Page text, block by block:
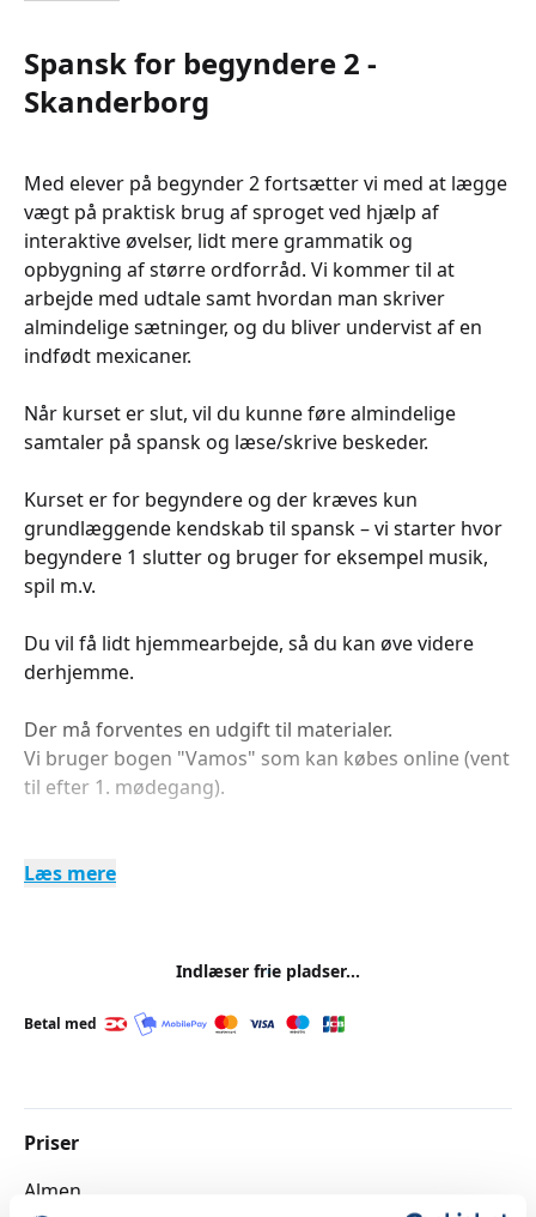
Spansk for begyndere 2 -
Skanderborg
Med elever på begynder 2 fortsætter vi med at lægge
vægt på praktisk brug af sproget ved hjælp af
interaktive øvelser, lidt mere grammatik og
opbygning af større ordforråd. Vi kommer til at
arbejde med udtale samt hvordan man skriver
almindelige sætninger, og du bliver undervist af en
indfødt mexicaner.
Når kurset er slut, vil du kunne føre almindelige
samtaler på spansk og læse/skrive beskeder.
Kurset er for begyndere og der kræves kun
grundlæggende kendskab til spansk – vi starter hvor
begyndere 1 slutter og bruger for eksempel musik,
spil m.v.
Du vil få lidt hjemmearbejde, så du kan øve videre
derhjemme.
Der må forventes en udgift til materialer.
Vi bruger bogen "Vamos" som kan købes online (vent
til efter 1. mødegang).
Læs mere
Indlæser frie pladser...
Betal med
Priser
Almen